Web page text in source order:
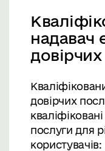
надавач
довірчих
послуги для